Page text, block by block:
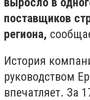
поставщиков
региона,
История
руководством
впечатляет. За